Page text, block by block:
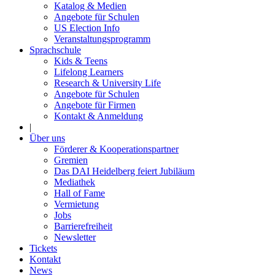
Katalog & Medien
Angebote für Schulen
US Election Info
Veranstaltungsprogramm
Sprachschule
Kids & Teens
Lifelong Learners
Research & University Life
Angebote für Schulen
Angebote für Firmen
Kontakt & Anmeldung
|
Über uns
Förderer & Kooperationspartner
Gremien
Das DAI Heidelberg feiert Jubiläum
Mediathek
Hall of Fame
Vermietung
Jobs
Barrierefreiheit
Newsletter
Tickets
Kontakt
News